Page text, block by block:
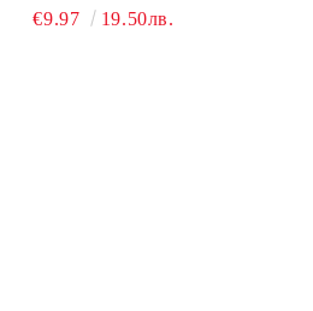
€9.97 19.50лв.